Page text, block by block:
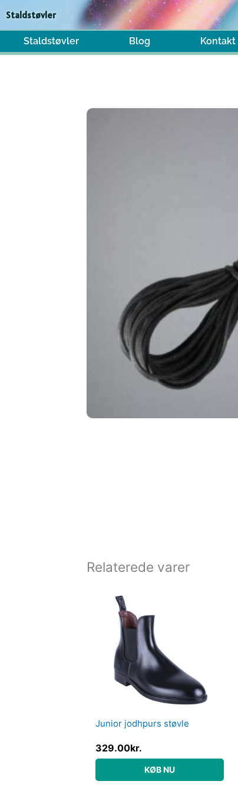
til
indholdet
Staldstøvler
Staldstøvler Blog Kontakt
Relaterede varer
Junior jodhpurs støvle
329.00kr.
KØB NU